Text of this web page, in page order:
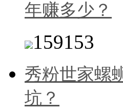
年赚多少？
159153
秀粉世家螺
坑？